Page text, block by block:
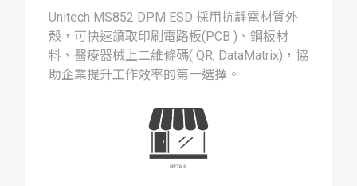
Unitech MS852 DPM ESD 採用抗靜電材質外
殼，可快速讀取印刷電路板(PCB )、鋼板材
料、醫療器械上二維條碼( QR, DataMatrix)，協
助企業提升工作效率的第一選擇。